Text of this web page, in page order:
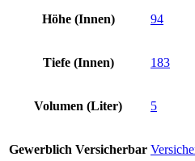
Höhe (Innen) 94
Tiefe (Innen) 183
Volumen (Liter) 5
Gewerblich Versicherbar